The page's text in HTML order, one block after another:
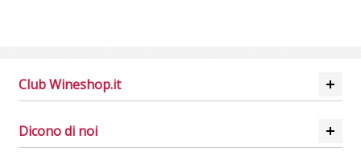
Club Wineshop.it
Dicono di noi